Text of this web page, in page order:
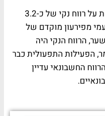
בשורה התחתונה, נאוויטס מדווחת על רווח נקי של כ-3.2
מפירעון מוקדם של
הרווח הנקי היה
כלומר, הפעילות התפעולית כבר
החשבונאי עדיין